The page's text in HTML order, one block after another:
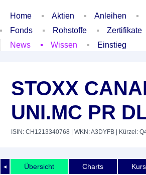
Home Aktien Anleihen
Fonds
Rohstoffe Zertifikate
News
Wissen Einstieg
STOXX
UNI.MC PR
ISIN: CH1213340768 | WKN: A3DYFB | Kürzel:
◄ Übersicht Charts